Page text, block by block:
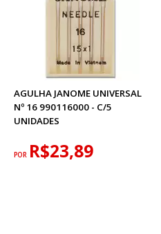
AGULHA JANOME UNIVERSAL
Nº 16 990116000 - C/5
UNIDADES
POR R$23,89